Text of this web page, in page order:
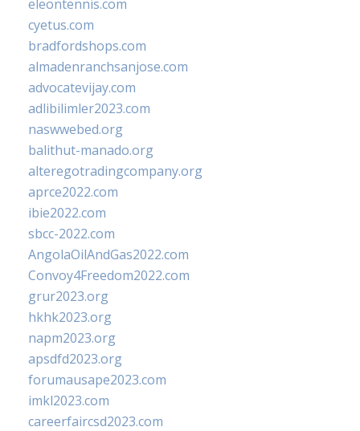
eleontennis.com
cyetus.com
bradfordshops.com
almadenranchsanjose.com
advocatevijay.com
adlibilimler2023.com
naswwebed.org
balithut-manado.org
alteregotradingcompany.org
aprce2022.com
ibie2022.com
sbcc-2022.com
AngolaOilAndGas2022.com
Convoy4Freedom2022.com
grur2023.org
hkhk2023.org
napm2023.org
apsdfd2023.org
forumausape2023.com
imkl2023.com
careerfaircsd2023.com